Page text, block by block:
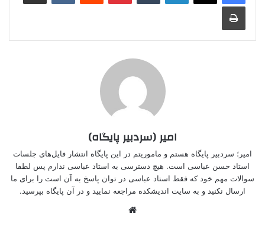
چاپ
امیر (سردبیر پایگاه)
امیر؛ سردبیر پایگاه هستم و ماموریتم در این پایگاه انتشار فایل‌های جلسات
استاد حسن عباسی است. هیچ دسترسی به استاد عباسی ندارم پس لطفا
سوالات مهم خود که فقط استاد عباسی در توان پاسخ به آن است را برای ما
ارسال نکنید و به سایت اندیشکده مراجعه نمایید و در آن پایگاه بپرسید.